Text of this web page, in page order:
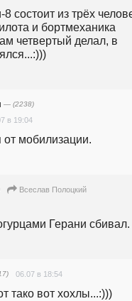
состоит из трёх
и бортмеханика
четвертый делал, в
— (2238)
в 19:04
мобилизации.
Всеслав Полоцкий
Герани сбивал.
06.07 в 18:54
тако вот хохлы...:)))